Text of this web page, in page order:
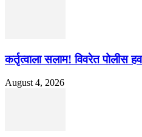
कर्तृत्वाला सलाम! विवरेत पोलीस
August 4, 2026